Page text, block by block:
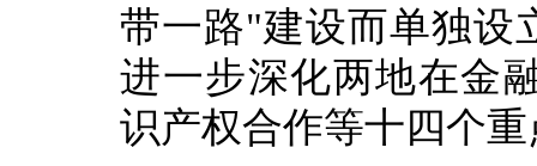
带一路"建设而单独设
进一步深化两地在金
识产权合作等十四个